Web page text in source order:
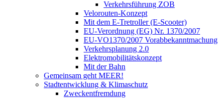
Verkehrsführung ZOB
Velorouten-Konzept
Mit dem E-Tretroller (E-Scooter)
EU-Verordnung (EG) Nr. 1370/2007
EU-VO1370/2007 Vorabbekanntmachung
Verkehrsplanung 2.0
Elektromobilitätskonzept
Mit der Bahn
Gemeinsam geht MEER!
Stadtentwicklung & Klimaschutz
Zweckentfremdung